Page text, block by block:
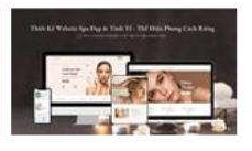
dụng, tính năng quản lý khóa
học, đăng ký trực tuyến, tài
liệu học tập, và hỗ trợ học
viên, website giúp nâng cao
trải nghiệm học tập và quản
lý hiệu quả. Dịch vụ này